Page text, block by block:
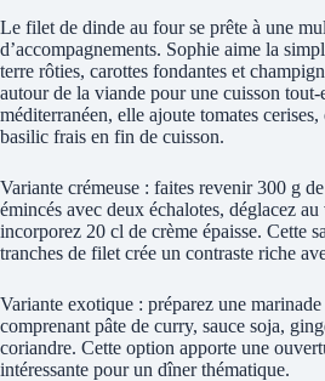
Le filet de dinde au four se prête à une
d’accompagnements. Sophie aime la
terre rôties, carottes fondantes et
autour de la viande pour une cuisson
méditerranéen, elle ajoute tomates
basilic frais en fin de cuisson.
Variante crémeuse : faites revenir 300 g
émincés avec deux échalotes, déglacez
incorporez 20 cl de crème épaisse. Cette
tranches de filet crée un contraste riche
Variante exotique : préparez une
comprenant pâte de curry, sauce soja,
coriandre. Cette option apporte une
intéressante pour un dîner thématique.